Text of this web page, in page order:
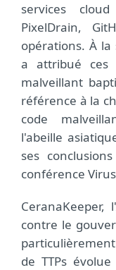
services
PixelDrain,
opérations. À la
a attribué ces
malveillant
référence à la
code
l'abeille
ses
conférence
CeranaKeeper,
contre le
de TTPs